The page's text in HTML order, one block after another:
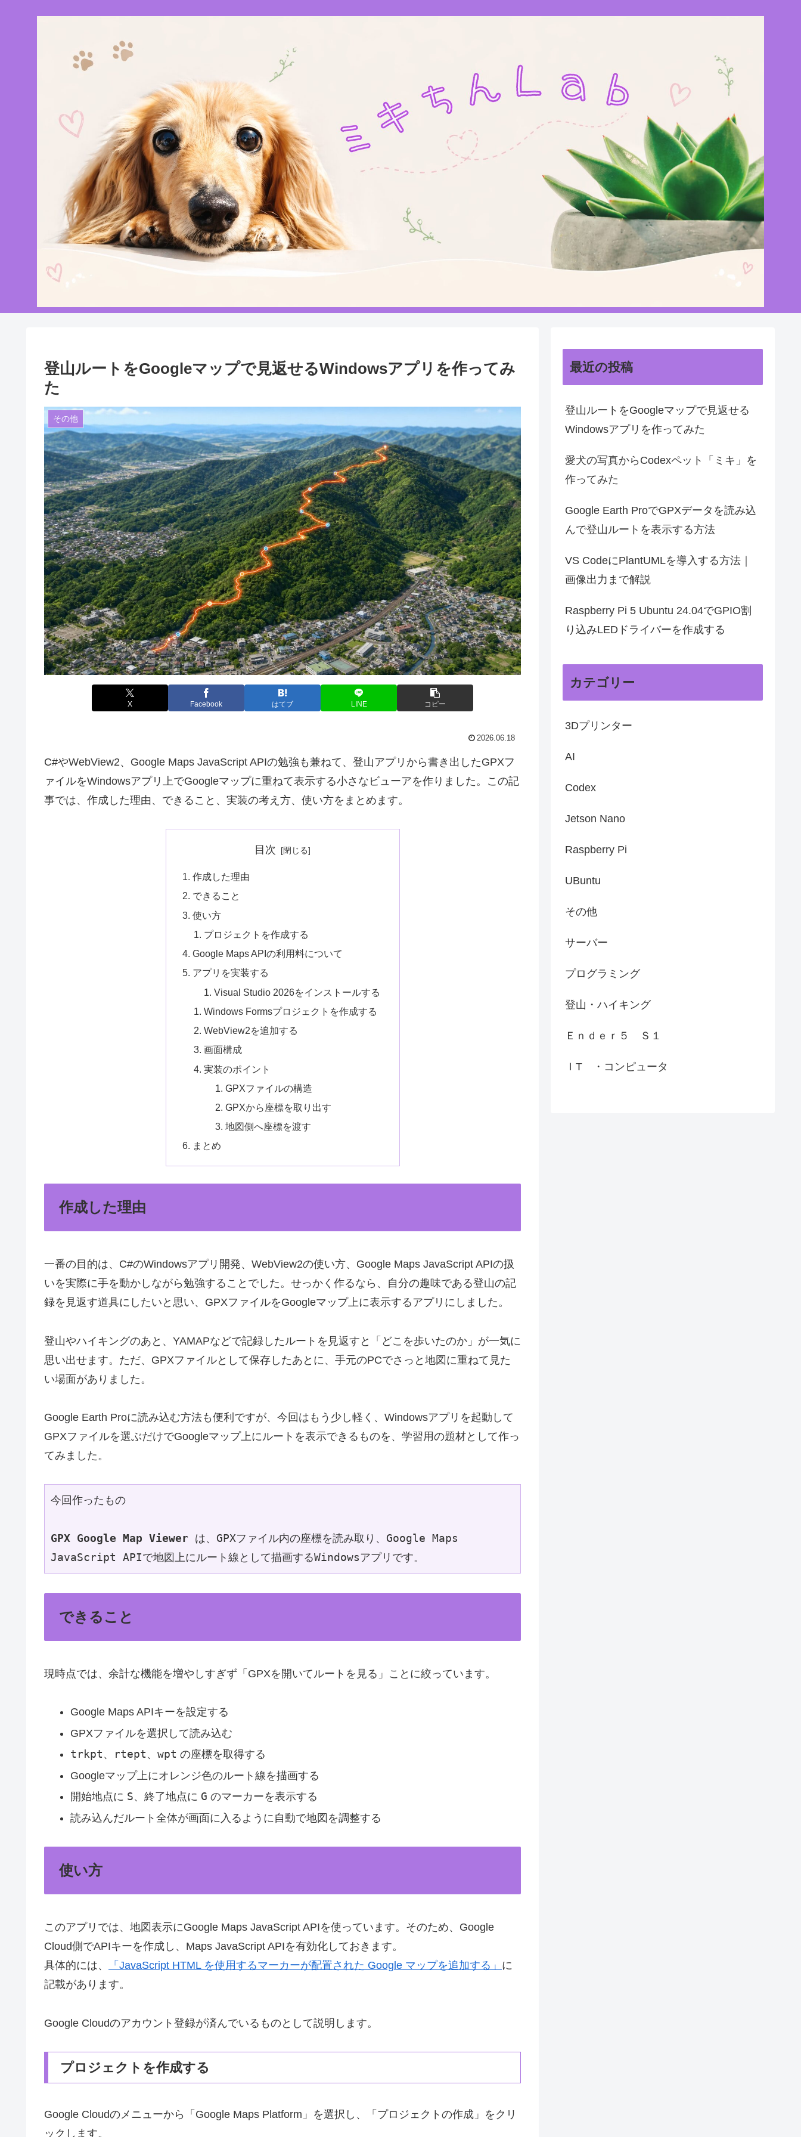
登山ルートをGoogleマップで見返せるWindowsアプリを作ってみ
た
その他
X Facebook はてブ LINE コピー
2026.06.18
C#やWebView2、Google Maps JavaScript APIの勉強も兼ねて、登山アプリから書き出したGPXフ
ァイルをWindowsアプリ上でGoogleマップに重ねて表示する小さなビューアを作りました。この記
事では、作成した理由、できること、実装の考え方、使い方をまとめます。
目次
作成した理由
できること
使い方
プロジェクトを作成する
Google Maps APIの利用料について
アプリを実装する
Visual Studio 2026をインストールする
Windows Formsプロジェクトを作成する
WebView2を追加する
画面構成
実装のポイント
GPXファイルの構造
GPXから座標を取り出す
地図側へ座標を渡す
まとめ
作成した理由
一番の目的は、C#のWindowsアプリ開発、WebView2の使い方、Google Maps JavaScript APIの扱
いを実際に手を動かしながら勉強することでした。せっかく作るなら、自分の趣味である登山の記
録を見返す道具にしたいと思い、GPXファイルをGoogleマップ上に表示するアプリにしました。
登山やハイキングのあと、YAMAPなどで記録したルートを見返すと「どこを歩いたのか」が一気に
思い出せます。ただ、GPXファイルとして保存したあとに、手元のPCでさっと地図に重ねて見た
い場面がありました。
Google Earth Proに読み込む方法も便利ですが、今回はもう少し軽く、Windowsアプリを起動して
GPXファイルを選ぶだけでGoogleマップ上にルートを表示できるものを、学習用の題材として作っ
てみました。
今回作ったもの
GPX Google Map Viewer は、GPXファイル内の座標を読み取り、Google Maps
JavaScript APIで地図上にルート線として描画するWindowsアプリです。
できること
現時点では、余計な機能を増やしすぎず「GPXを開いてルートを見る」ことに絞っています。
Google Maps APIキーを設定する
GPXファイルを選択して読み込む
trkpt 、 rtept 、 wpt の座標を取得する
Googleマップ上にオレンジ色のルート線を描画する
開始地点に S、終了地点に G のマーカーを表示する
読み込んだルート全体が画面に入るように自動で地図を調整する
使い方
このアプリでは、地図表示にGoogle Maps JavaScript APIを使っています。そのため、Google
Cloud側でAPIキーを作成し、Maps JavaScript APIを有効化しておきます。
具体的には、
「JavaScript HTML を使用するマーカーが配置された Google マップを追加する」 に
記載があります。
Google Cloudのアカウント登録が済んでいるものとして説明します。
プロジェクトを作成する
Google Cloudのメニューから「Google Maps Platform」を選択し、「プロジェクトの作成」をクリ
ックします。
最近の投稿
登山ルートをGoogleマップで見返せる
Windowsアプリを作ってみた
愛犬の写真からCodexペット「ミキ」を
作ってみた
Google Earth ProでGPXデータを読み込
んで登山ルートを表示する方法
VS CodeにPlantUMLを導入する方法｜
画像出力まで解説
Raspberry Pi 5 Ubuntu 24.04でGPIO割
り込みLEDドライバーを作成する
カテゴリー
3Dプリンター
AI
Codex
Jetson Nano
Raspberry Pi
UBuntu
その他
サーバー
プログラミング
登山・ハイキング
Ｅｎｄｅｒ５ Ｓ１
ＩT ・コンピュータ